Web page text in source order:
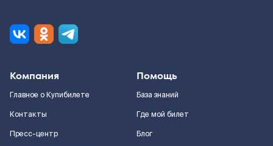
Компания
Главное о Купибилете
Контакты
Пресс-центр
Помощь
База знаний
Где мой билет
Блог